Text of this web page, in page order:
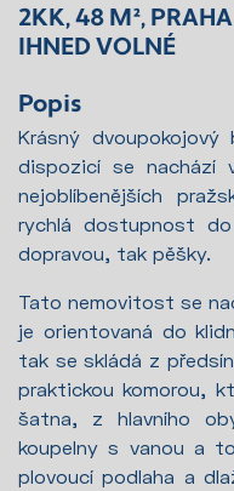
2KK, 48 M²,
IHNED VOLNÉ
Popis
Krásný
dispozicí se nachází
nejoblíbenějších
rychlá dostupnost
dopravou, tak pěšky.
Tato nemovitost se
je orientovaná do
tak se skládá z
praktickou komorou,
šatna, z hlavního
koupelny s vanou a
plovoucí podlaha a